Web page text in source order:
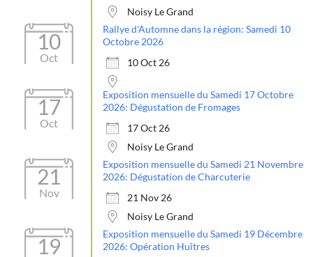
Noisy Le Grand
10
Oct
Rallye d'Automne dans la région: Samedi 10
Octobre 2026
10 Oct 26
17
Oct
Exposition mensuelle du Samedi 17 Octobre
2026: Dégustation de Fromages
17 Oct 26
Noisy Le Grand
21
Nov
Exposition mensuelle du Samedi 21 Novembre
2026: Dégustation de Charcuterie
21 Nov 26
Noisy Le Grand
19
Exposition mensuelle du Samedi 19 Décembre
2026: Opération Huîtres